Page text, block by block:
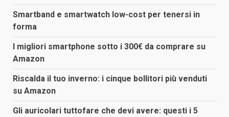
Smartband e smartwatch low-cost per tenersi in
forma
I migliori smartphone sotto i 300€ da comprare su
Amazon
Riscalda il tuo inverno: i cinque bollitori più venduti
su Amazon
Gli auricolari tuttofare che devi avere: questi i 5